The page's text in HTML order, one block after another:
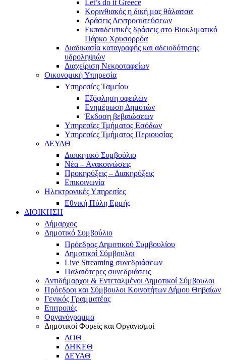
Let’s do it Greece
Kορινθιακός η δική μας θάλασσα
Δράσεις Δεντροφυτεύσεων
Εκπαιδευτικές δράσεις στο Βιοκλιματικό
Πάρκο Χρυσορρόα
Διαδικασία καταγραφής και αδειοδότησης
υδροληψιών
Διαχείριση Νεκροταφείων
Οικονομική Υπηρεσία
Υπηρεσίες Ταμείου
Εξόφληση οφειλών
Ενημέρωση Δημοτών
Έκδοση βεβαιώσεων
Υπηρεσίες Τμήματος Εσόδων
Υπηρεσίες Τμήματος Περιουσίας
ΔΕΥΑΘ
Διοικητικό Συμβούλιο
Νέα – Ανακοινώσεις
Προκηρύξεις – Διακηρύξεις
Επικοινωνία
Ηλεκτρονικές Υπηρεσίες
Εθνική Πύλη Ερμής
ΔΙΟΙΚΗΣΗ
Δήμαρχος
Δημοτικό Συμβούλιο
Πρόεδρος Δημοτικού Συμβουλίου
Δημοτικοί Σύμβουλοι
Live Streaming συνεδριάσεων
Παλαιότερες συνεδριάσεις
Αντιδήμαρχοι & Εντεταλμένοι Δημοτικοί Σύμβουλοι
Πρόεδροι και Σύμβουλοι Κοινοτήτων Δήμου Θηβαίων
Γενικός Γραμματέας
Επιτροπές
Οργανόγραμμα
Δημοτικοί Φορείς και Οργανισμοί
ΔΟΘ
ΔΗΚΕΘ
ΔΕΥΑΘ